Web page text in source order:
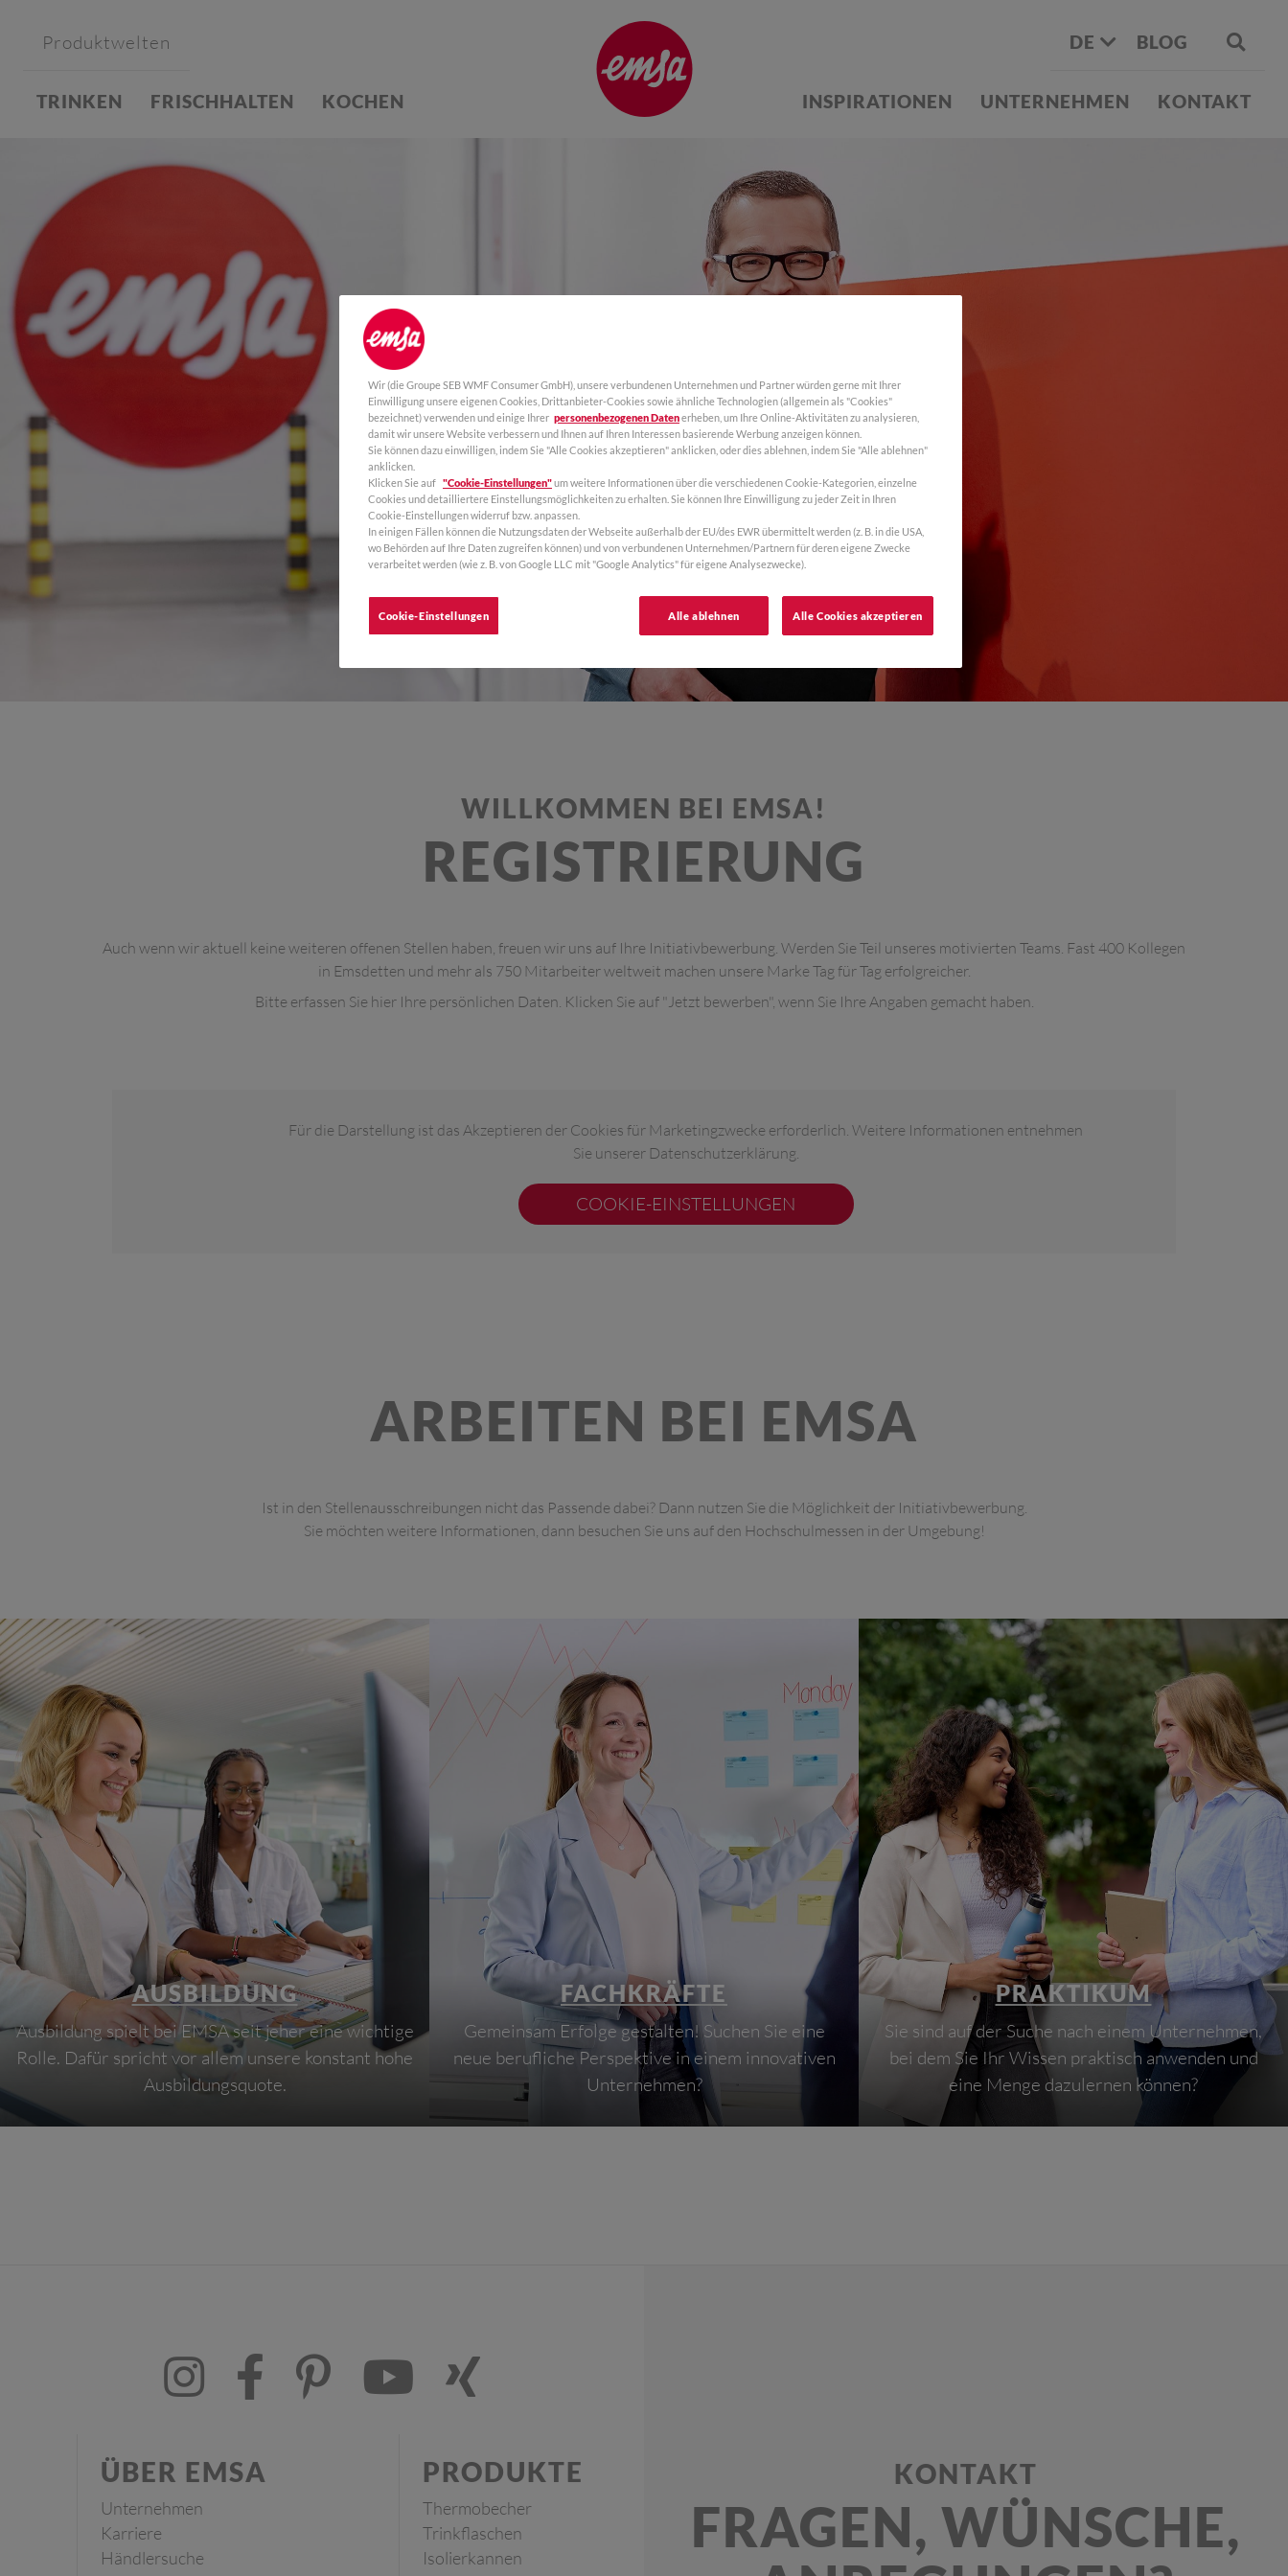
Produktwelten
TRINKEN FRISCHHALTEN KOCHEN
DE BLOG
INSPIRATIONEN UNTERNEHMEN KONTAKT
INITIATIVBEWERBUNG
ARBEITEN BEI EMSA
WILLKOMMEN BEI EMSA!
REGISTRIERUNG
Auch wenn wir aktuell keine weiteren offenen Stellen haben, freuen wir uns auf Ihre Initiativbewerbung. Werden Sie Teil unseres motivierten Teams. Fast 400 Kollegen
in Emsdetten und mehr als 750 Mitarbeiter weltweit machen unsere Marke Tag für Tag erfolgreicher.
Bitte erfassen Sie hier Ihre persönlichen Daten. Klicken Sie auf "Jetzt bewerben", wenn Sie Ihre Angaben gemacht haben.
Für die Darstellung ist das Akzeptieren der Cookies für Marketingzwecke erforderlich. Weitere Informationen entnehmen
Sie unserer Datenschutzerklärung.
COOKIE-EINSTELLUNGEN
ARBEITEN BEI EMSA
Ist in den Stellenausschreibungen nicht das Passende dabei? Dann nutzen Sie die Möglichkeit der Initiativbewerbung.
Sie möchten weitere Informationen, dann besuchen Sie uns auf den Hochschulmessen in der Umgebung!
AUSBILDUNG
Ausbildung spielt bei EMSA seit jeher eine wichtige
Rolle. Dafür spricht vor allem unsere konstant hohe
Ausbildungsquote.
FACHKRÄFTE
Gemeinsam Erfolge gestalten! Suchen Sie eine
neue berufliche Perspektive in einem innovativen
Unternehmen?
PRAKTIKUM
Sie sind auf der Suche nach einem Unternehmen,
bei dem Sie Ihr Wissen praktisch anwenden und
eine Menge dazulernen können?
ÜBER EMSA
Unternehmen
Karriere
Händlersuche
PRODUKTE
Thermobecher
Trinkflaschen
Isolierkannen
KONTAKT
FRAGEN, WÜNSCHE,
Wir (die Groupe SEB WMF Consumer GmbH), unsere verbundenen Unternehmen und Partner würden gerne mit Ihrer
Einwilligung unsere eigenen Cookies, Drittanbieter-Cookies sowie ähnliche Technologien (allgemein als "Cookies"
bezeichnet) verwenden und einige Ihrer personenbezogenen Datenerheben, um Ihre Online-Aktivitäten zu analysieren,
damit wir unsere Website verbessern und Ihnen auf Ihren Interessen basierende Werbung anzeigen können.
Sie können dazu einwilligen, indem Sie "Alle Cookies akzeptieren" anklicken, oder dies ablehnen, indem Sie "Alle ablehnen"
anklicken.
Klicken Sie auf "Cookie-Einstellungen"um weitere Informationen über die verschiedenen Cookie-Kategorien, einzelne
Cookies und detailliertere Einstellungsmöglichkeiten zu erhalten. Sie können Ihre Einwilligung zu jeder Zeit in Ihren
Cookie-Einstellungen widerruf bzw. anpassen.
In einigen Fällen können die Nutzungsdaten der Webseite außerhalb der EU/des EWR übermittelt werden (z. B. in die USA,
wo Behörden auf Ihre Daten zugreifen können) und von verbundenen Unternehmen/Partnern für deren eigene Zwecke
verarbeitet werden (wie z. B. von Google LLC mit "Google Analytics" für eigene Analysezwecke).
Alle ablehnen Alle Cookies akzeptieren
Cookie-Einstellungen